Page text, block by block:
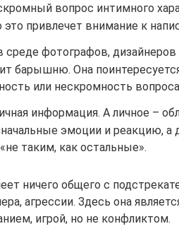
вопрос интимного
это привлечет внимание к
фотографов, дизайнеров
барышню. Она
или нескромность
информация. А личное –
эмоции и реакцию, а
«не таким, как остальные».
ничего общего с
агрессии. Здесь она
игрой, но не конфликтом.